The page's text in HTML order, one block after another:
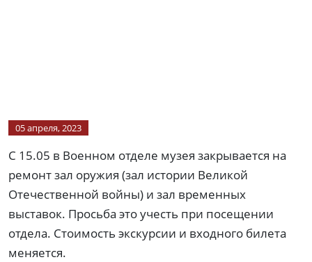
05 апреля, 2023
С 15.05 в Военном отделе музея закрывается на
ремонт зал оружия (зал истории Великой
Отечественной войны) и зал временных
выставок. Просьба это учесть при посещении
отдела. Стоимость экскурсии и входного билета
меняется.